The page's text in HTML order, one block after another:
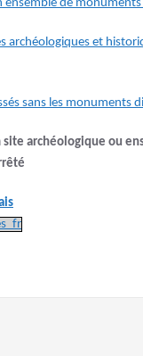
ensemble de
archéologiques et
sans les monuments
site archéologique ou